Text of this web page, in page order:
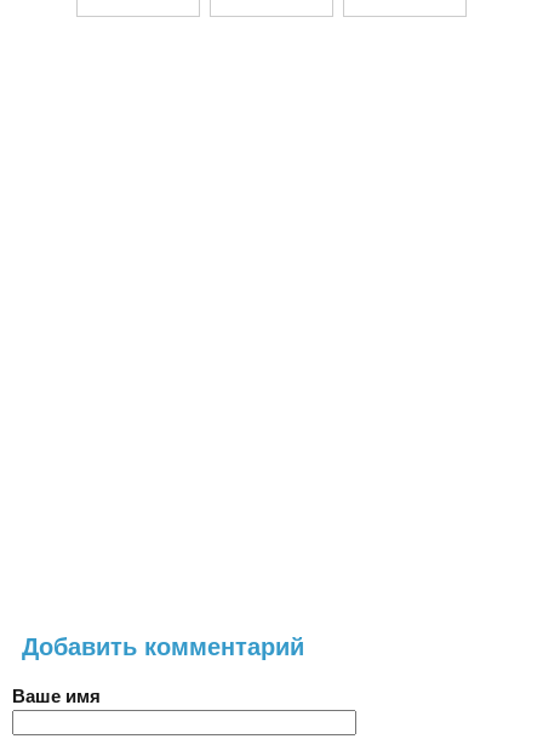
Добавить комментарий
Ваше имя